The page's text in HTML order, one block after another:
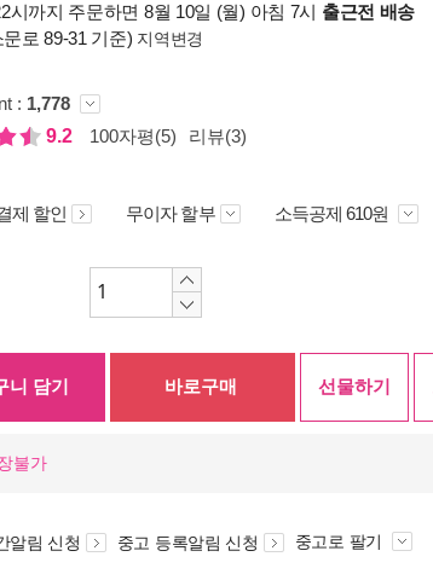
시까지 주문하면 8월 10일 (월) 아침 7시 출근전 배송
로 89-31 기준) 지역변경
: 1,778
9.2
100자평(5) 리뷰(3)
제 할인 무이자 할부 소득공제 610원
니 담기 바로구매 선물하기
불가
알림 신청 중고 등록알림 신청 중고로 팔기